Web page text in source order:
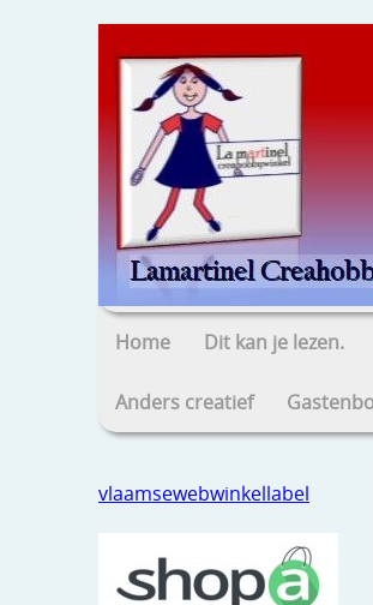
Home Dit kan je lezen.
Anders creatief
vlaamsewebwinkellabel